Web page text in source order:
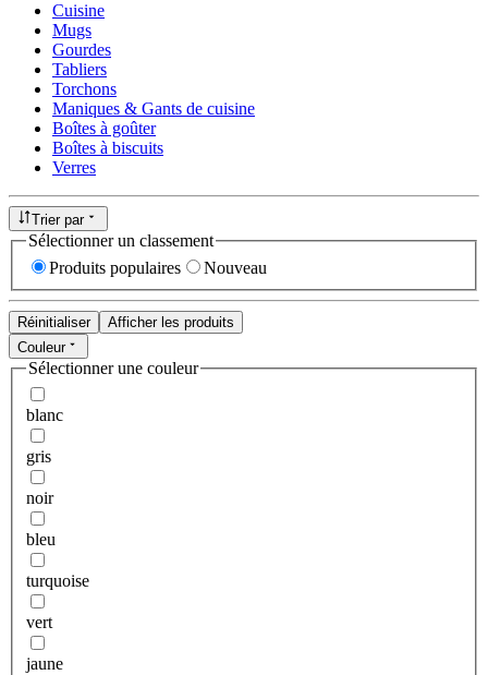
Cuisine
Mugs
Gourdes
Tabliers
Torchons
Maniques & Gants de cuisine
Boîtes à goûter
Boîtes à biscuits
Verres
Trier par
Sélectionner un classement
Produits populaires
Nouveau
Réinitialiser
Afficher les produits
Couleur
Sélectionner une couleur
blanc
gris
noir
bleu
turquoise
vert
jaune